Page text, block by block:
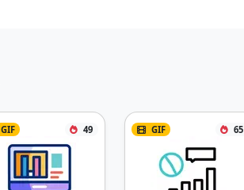
GIF 49 GIF 65